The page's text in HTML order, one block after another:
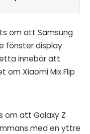
om att Samsung
fönster display
innebär att
om Xiaomi Mix Flip
om att Galaxy Z
med en yttre